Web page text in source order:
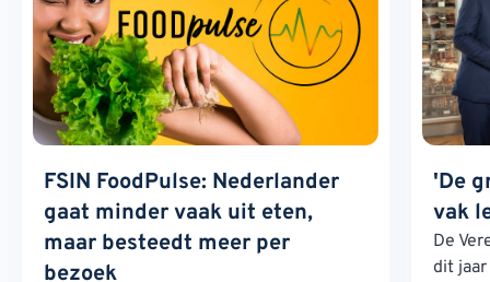
FSIN FoodPulse: Nederlander
gaat minder vaak uit eten,
maar besteedt meer per
bezoek
'De
vak
De
dit